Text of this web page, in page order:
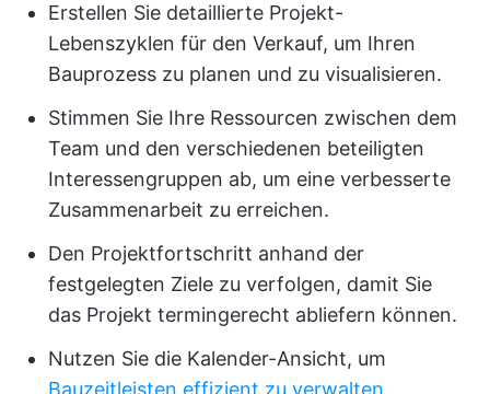
Erstellen Sie detaillierte Projekt-
Lebenszyklen für den Verkauf, um Ihren
Bauprozess zu planen und zu visualisieren.
Stimmen Sie Ihre Ressourcen zwischen dem
Team und den verschiedenen beteiligten
Interessengruppen ab, um eine verbesserte
Zusammenarbeit zu erreichen.
Den Projektfortschritt anhand der
festgelegten Ziele zu verfolgen, damit Sie
das Projekt termingerecht abliefern können.
Nutzen Sie die Kalender-Ansicht, um